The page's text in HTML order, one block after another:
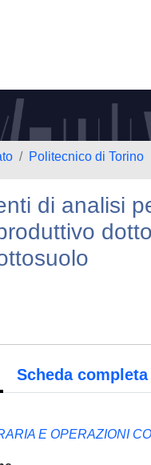
Politecnico di Torino
di analisi
Scheda completa
E OPERAZIONI